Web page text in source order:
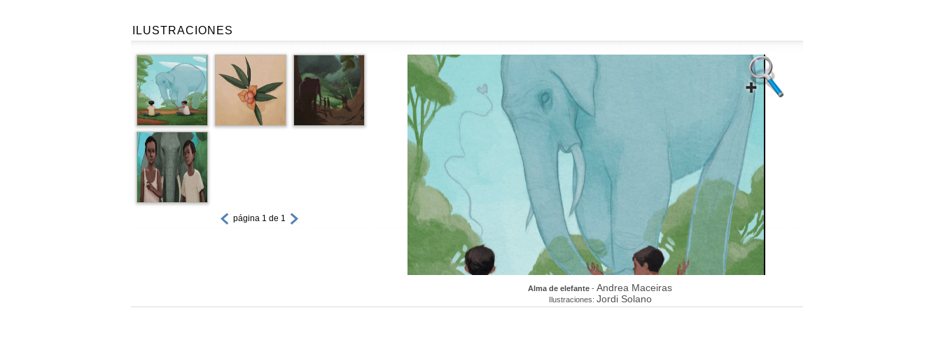
ILUSTRACIONES
página 1 de 1
Alma de elefante - Andrea Maceiras
Ilustraciones: Jordi Solano